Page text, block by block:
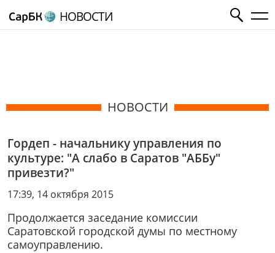
НОВОСТИ
НОВОСТИ
Гордеп - начальнику управления по
культуре: "А слабо в Саратов "АББу"
привезти?"
17:39, 14 октября 2015
Продолжается заседание комиссии
Саратовской городской думы по местному
самоуправлению.